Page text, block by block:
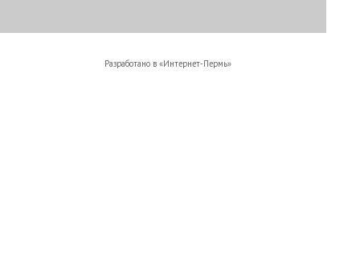
Разработано в «Интернет-Пермь»